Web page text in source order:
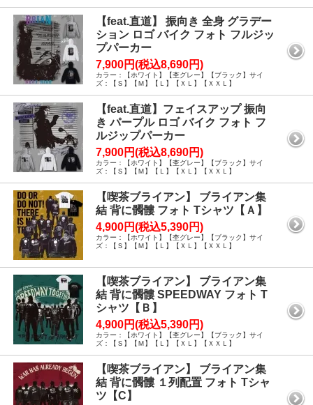
【feat.直道】 振向き 全身 グラデー
ション ロゴ バイク フォト フルジッ
プパーカー
7,900円(税込8,690円)
カラー：【ホワイト】【杢グレー】【ブラック】サイ
ズ：【Ｓ】【Ｍ】【Ｌ】【ＸＬ】【ＸＸＬ】
【feat.直道】フェイスアップ 振向
き パープル ロゴ バイク フォト フ
ルジップパーカー
7,900円(税込8,690円)
カラー：【ホワイト】【杢グレー】【ブラック】サイ
ズ：【Ｓ】【Ｍ】【Ｌ】【ＸＬ】【ＸＸＬ】
【喫茶ブライアン】 ブライアン集
結 背に髑髏 フォト Tシャツ【Ａ】
4,900円(税込5,390円)
カラー：【ホワイト】【杢グレー】【ブラック】サイ
ズ：【Ｓ】【Ｍ】【Ｌ】【ＸＬ】【ＸＸＬ】
【喫茶ブライアン】 ブライアン集
結 背に髑髏 SPEEDWAY フォト T
シャツ【Ｂ】
4,900円(税込5,390円)
カラー：【ホワイト】【杢グレー】【ブラック】サイ
ズ：【Ｓ】【Ｍ】【Ｌ】【ＸＬ】【ＸＸＬ】
【喫茶ブライアン】 ブライアン集
結 背に髑髏 １列配置 フォト Tシャ
ツ【C】